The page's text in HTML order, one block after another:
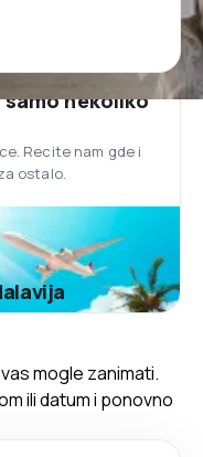
nekoliko
Recite nam gde i
ostalo.
mogle zanimati.
ili datum i ponovno